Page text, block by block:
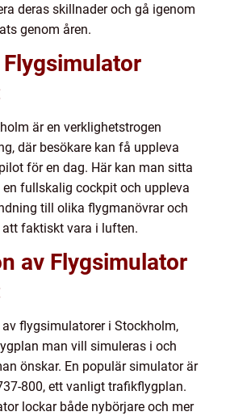
deras skillnader och gå igenom
genom åren.
är en verklighetstrogen
där besökare kan få uppleva
för en dag. Här kan man sitta
fullskalig cockpit och uppleva
till olika flygmanövrar och
faktiskt vara i luften.
av Flygsimulator
flygsimulatorer i Stockholm,
man vill simuleras i och
önskar. En populär simulator är
800, ett vanligt trafikflygplan.
lockar både nybörjare och mer